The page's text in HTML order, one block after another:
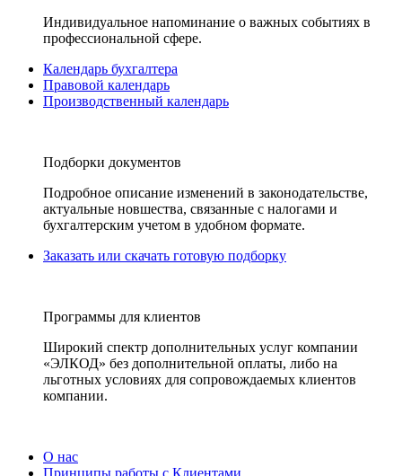
Индивидуальное напоминание о важных событиях в
профессиональной сфере.
Календарь бухгалтера
Правовой календарь
Производственный календарь
Подборки документов
Подробное описание изменений в законодательстве,
актуальные новшества, связанные с налогами и
бухгалтерским учетом в удобном формате.
Заказать или скачать готовую подборку
Программы для клиентов
Широкий спектр дополнительных услуг компании
«ЭЛКОД» без дополнительной оплаты, либо на
льготных условиях для сопровождаемых клиентов
компании.
О нас
Принципы работы с Клиентами